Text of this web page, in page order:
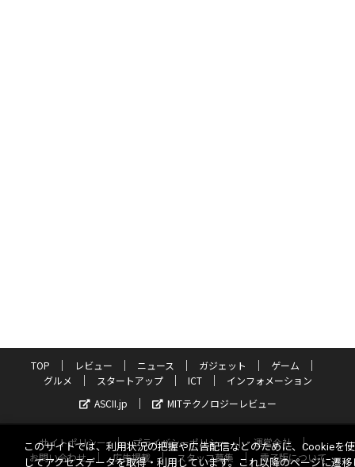
TOP レビュー ニュース ガジェット
ゲーム
グルメ
スタートアップ ICT
インフォメーション
ASCII.jp
MITテクノロジーレビュー
サイトポリシー プライバシーポリシー
運営会社
お問い合わせ
広告掲載 スタッフ募集 電子版について
このサイトでは、利用状況の把握や広告配信などのために、Cookieを
してアクセスデータを取得・利用しています。これ以降のページに遷移